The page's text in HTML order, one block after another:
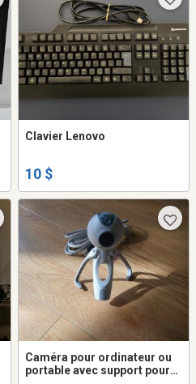
Clavier Lenovo
10 $
Caméra pour ordinateur ou
portable avec support pour